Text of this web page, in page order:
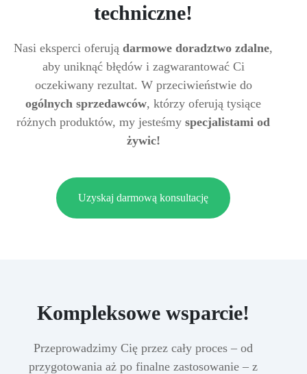
techniczne!
Nasi eksperci oferują darmowe doradztwo zdalne,
aby uniknąć błędów i zagwarantować Ci
oczekiwany rezultat. W przeciwieństwie do
ogólnych sprzedawców, którzy oferują tysiące
różnych produktów, my jesteśmy specjalistami od
żywic!
Uzyskaj darmową konsultację
Kompleksowe wsparcie!
Przeprowadzimy Cię przez cały proces – od
przygotowania aż po finalne zastosowanie – z